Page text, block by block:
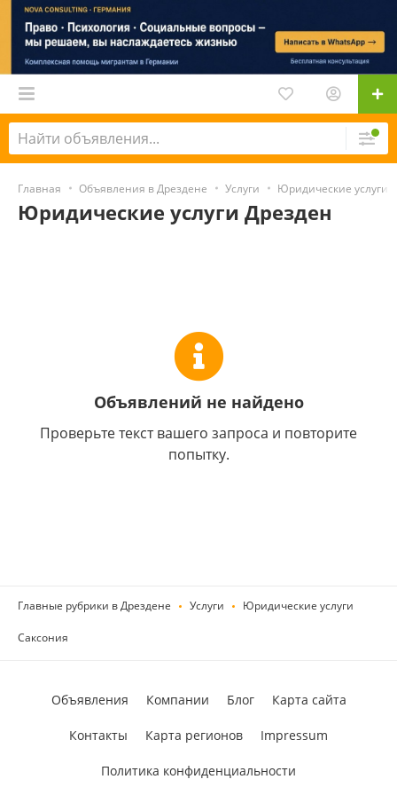
Главная Объявления в Дрездене Услуги Юридические услуги
Юридические услуги Дрезден
Объявлений не найдено
Проверьте текст вашего запроса и повторите
попытку.
Главные рубрики в Дрездене Услуги Юридические услуги
Саксония
Объявления Компании Блог Карта сайта
Контакты Карта регионов Impressum
Политика конфиденциальности